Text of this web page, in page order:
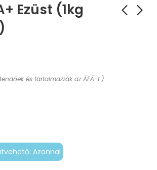
Ezüst (1kg
és tartalmazzák az ÁFÁ-t.)
Azonnal